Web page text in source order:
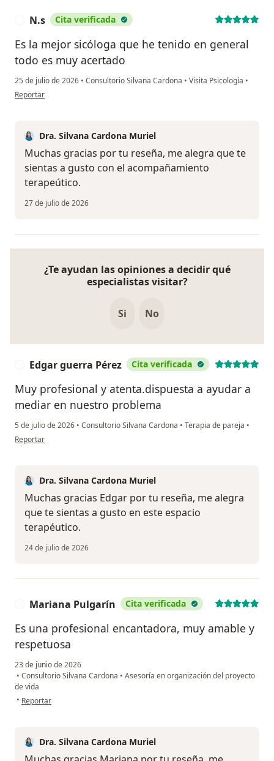
N.s Cita verificada
Es la mejor sicóloga que he tenido en general
todo es muy acertado
25 de julio de 2026 • Consultorio Silvana Cardona • Visita Psicología •
en opinión del usuario N.s
Reportar
Dra. Silvana Cardona Muriel
Muchas gracias por tu reseña, me alegra que te
sientas a gusto con el acompañamiento
terapeútico.
27 de julio de 2026
¿Te ayudan las opiniones a decidir qué
especialistas visitar?
Si No
Edgar guerra Pérez Cita verificada
Muy profesional y atenta.dispuesta a ayudar a
mediar en nuestro problema
5 de julio de 2026 • Consultorio Silvana Cardona • Terapia de pareja •
en opinión del usuario Edgar guerra Pérez
Reportar
Dra. Silvana Cardona Muriel
Muchas gracias Edgar por tu reseña, me alegra
que te sientas a gusto en este espacio
terapéutico.
24 de julio de 2026
Mariana Pulgarín Cita verificada
Es una profesional encantadora, muy amable y
respetuosa
23 de junio de 2026
• Consultorio Silvana Cardona • Asesoría en organización del proyecto
de vida
• en opinión del usuario Mariana Pulgarín
Reportar
Dra. Silvana Cardona Muriel